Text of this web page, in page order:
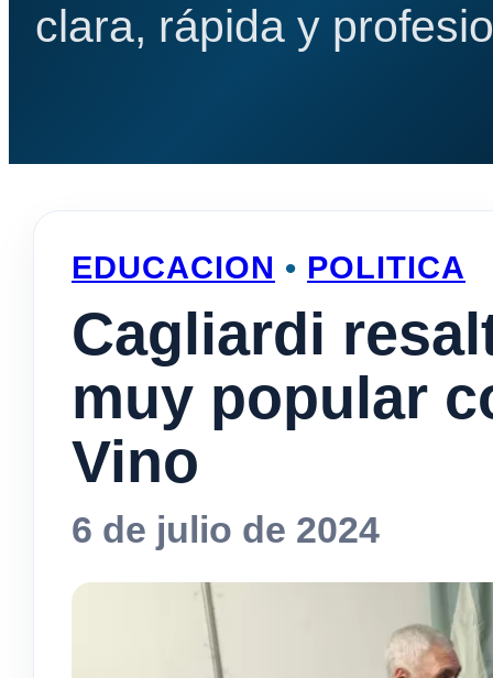
clara, rápida y
EDUCACION • POLITICA
Cagliardi
muy popular
Vino
6 de julio de 2024